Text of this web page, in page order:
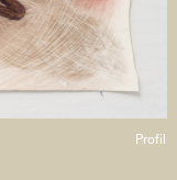
Profil